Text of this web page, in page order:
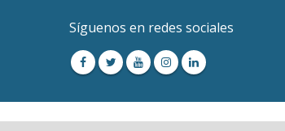
Síguenos en redes sociales